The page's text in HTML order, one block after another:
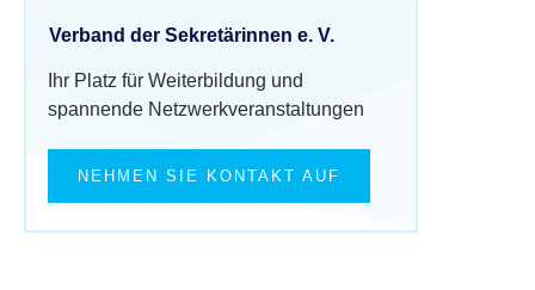
Verband der Sekretärinnen e. V.
Ihr Platz für Weiterbildung und
spannende Netzwerkveranstaltungen
NEHMEN SIE KONTAKT AUF